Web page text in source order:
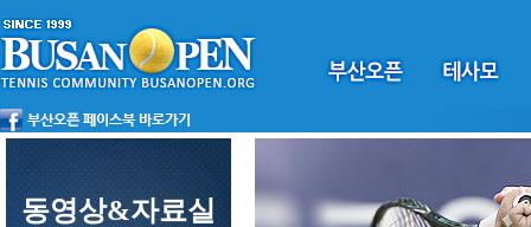
동영상&자료실